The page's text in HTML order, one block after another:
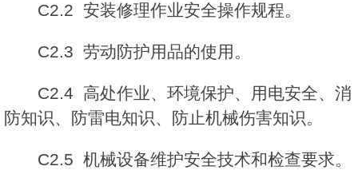
C2.2 安装修理作业安全操作规程。
C2.3 劳动防护用品的使用。
C2.4 高处作业、环境保护、用电安全、消
防知识、防雷电知识、防止机械伤害知识。
C2.5 机械设备维护安全技术和检查要求。